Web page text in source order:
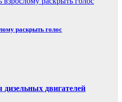
раскрыть голос
двигателей